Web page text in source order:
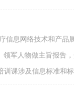
息网络技术和产品
军人物做主旨报告
课涉及信息标准和